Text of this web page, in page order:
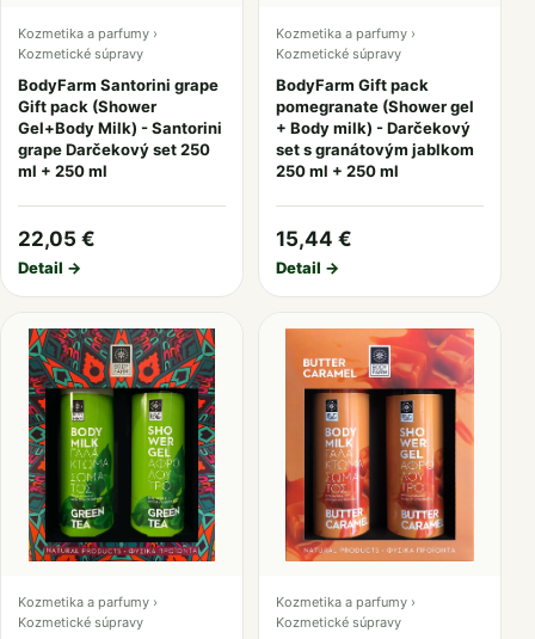
Kozmetika a parfumy ›
Kozmetické súpravy
BodyFarm Santorini grape
Gift pack (Shower
Gel+Body Milk) - Santorini
grape Darčekový set 250
ml + 250 ml
22,05 €
Detail →
Kozmetika a parfumy ›
Kozmetické súpravy
BodyFarm Gift pack
pomegranate (Shower gel
+ Body milk) - Darčekový
set s granátovým jablkom
250 ml + 250 ml
15,44 €
Detail →
Kozmetika a parfumy ›
Kozmetické súpravy
Kozmetika a parfumy ›
Kozmetické súpravy